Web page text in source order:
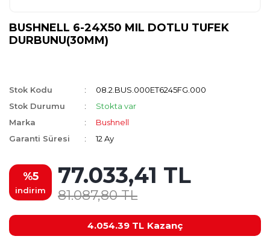
BUSHNELL 6-24X50 MIL DOTLU TUFEK
DURBUNU(30MM)
Stok Kodu
08.2.BUS.000ET6245FG.000
Stok Durumu
Stokta var
Marka
Bushnell
Garanti Süresi
12 Ay
%5
indirim
77.033,41 TL
81.087,80 TL
4.054.39 TL Kazanç